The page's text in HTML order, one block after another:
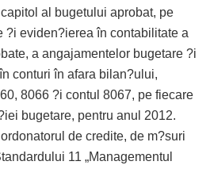
al bugetului aprobat, pe
?i eviden?ierea în contabilitate a
a angajamentelor bugetare ?i
conturi în afara bilan?ului,
8066 ?i contul 8067, pe fiecare
bugetare, pentru anul 2012.
de credite, de m?suri
11 „Managementul